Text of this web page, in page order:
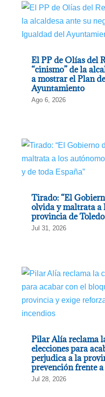
El PP de Olías del
“cinismo” de la
a mostrar el Plan
Ayuntamiento
Ago 6, 2026
Tirado: “El
olvida y maltrata a
provincia de
Jul 31, 2026
Pilar Alía reclama
elecciones para
perjudica a la
prevención frente
Jul 28, 2026